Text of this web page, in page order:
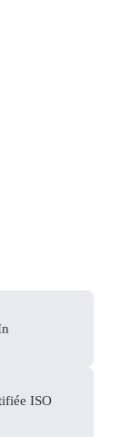
ISO